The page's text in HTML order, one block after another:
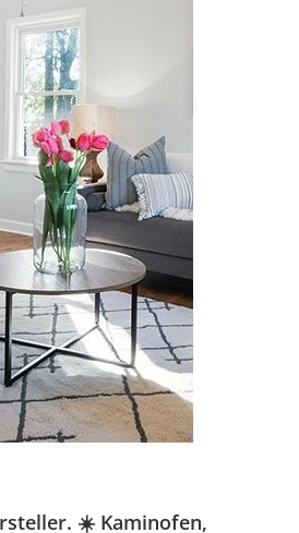
☀️ Kaminofen,